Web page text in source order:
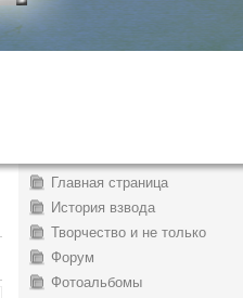
Главная страница
История взвода
Творчество и не только
Форум
Фотоальбомы